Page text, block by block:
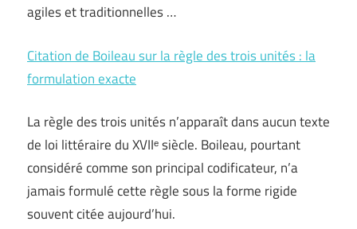
agiles et traditionnelles …
Citation de Boileau sur la règle des trois unités : la
formulation exacte
La règle des trois unités n’apparaît dans aucun texte
de loi littéraire du XVIIᵉ siècle. Boileau, pourtant
considéré comme son principal codificateur, n’a
jamais formulé cette règle sous la forme rigide
souvent citée aujourd’hui.